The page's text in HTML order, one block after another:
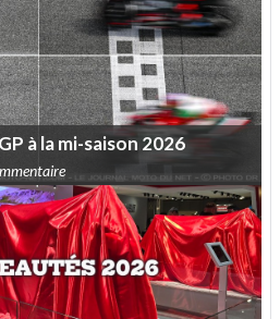
àlami-saison 2026